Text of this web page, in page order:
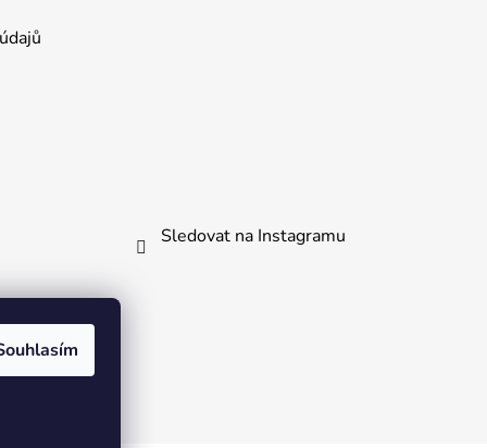
Sledovat na Instagramu
kliknout.